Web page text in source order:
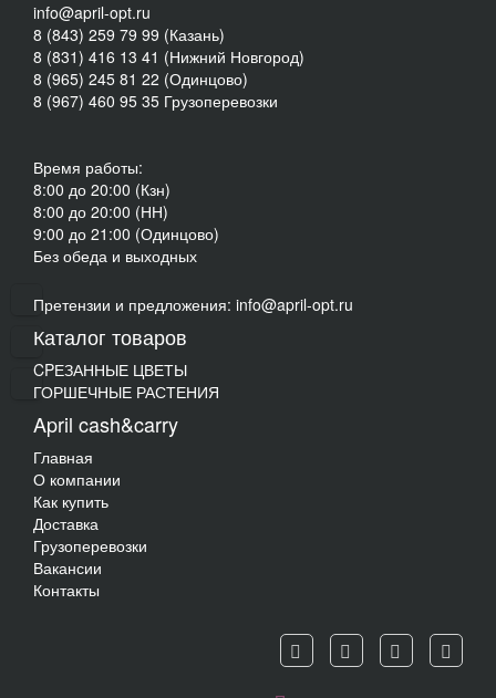
info@april-opt.ru
8 (843) 259 79 99 (Казань)
8 (831) 416 13 41 (Нижний Новгород)
8 (965) 245 81 22 (Одинцово)
8 (967) 460 95 35 Грузоперевозки
Время работы:
8:00 до 20:00 (Кзн)
8:00 до 20:00 (НН)
9:00 до 21:00 (Одинцово)
Без обеда и выходных
Претензии и предложения: info@april-opt.ru
Каталог товаров
CPЕЗАННЫЕ ЦВЕТЫ
ГОРШЕЧНЫЕ РАСТЕНИЯ
April cash&carry
Главная
О компании
Как купить
Доставка
Грузоперевозки
Вакансии
Контакты